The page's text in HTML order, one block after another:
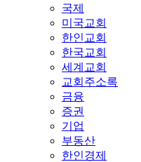
국제
미국교회
한인교회
한국교회
세계교회
교회주소록
금융
증권
기업
부동산
한인경제